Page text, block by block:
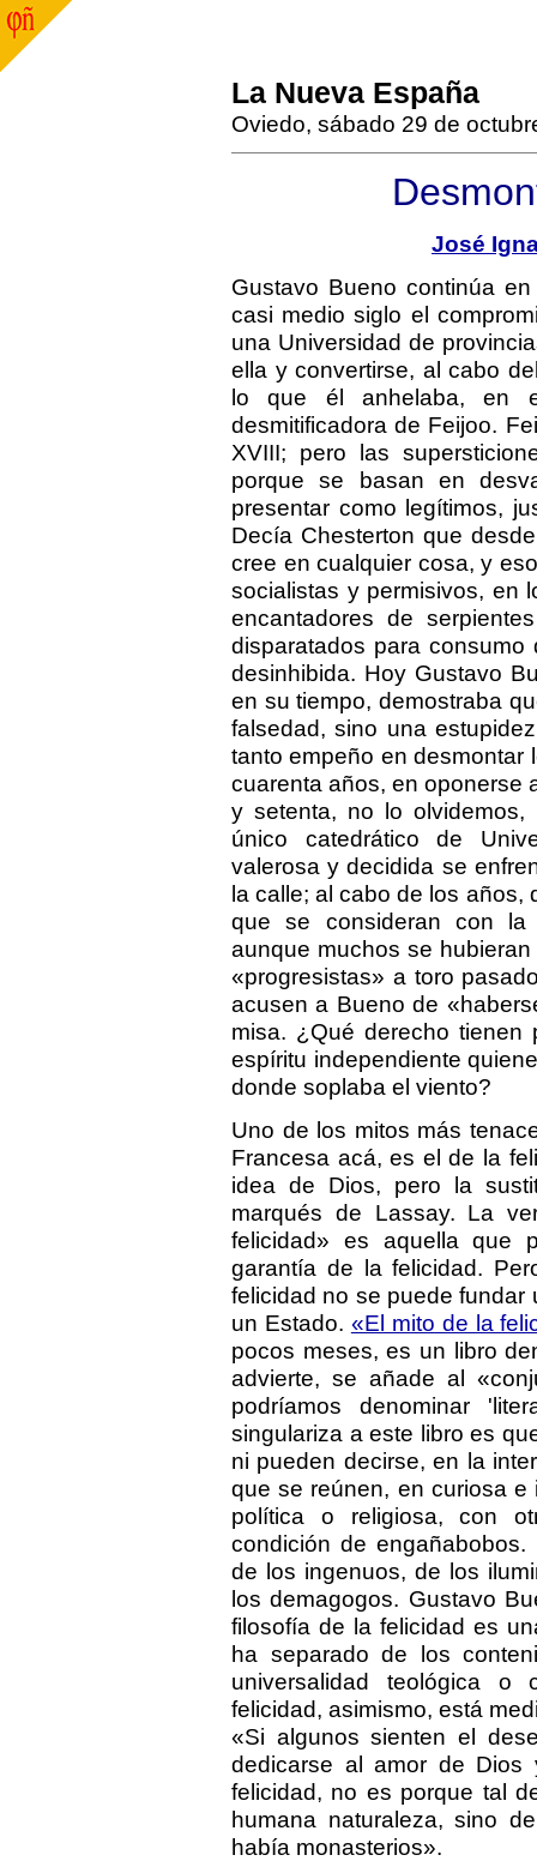
La Nueva España
Oviedo, sábado 29 de
José
Gustavo Bueno continúa
casi medio siglo el
una Universidad de
ella y convertirse, al cabo
lo que él anhelaba, en
desmitificadora de Feijoo.
XVIII; pero las
porque se basan en
presentar como legítimos,
Decía Chesterton que
cree en cualquier cosa, y
socialistas y permisivos, en
encantadores de
disparatados para
desinhibida. Hoy Gustavo
en su tiempo, demostraba
falsedad, sino una
tanto empeño en desmontar
cuarenta años, en oponerse
y setenta, no lo olvidemos,
único catedrático de
valerosa y decidida se
la calle; al cabo de los años,
que se consideran con la
aunque muchos se
«progresistas» a toro
acusen a Bueno de
misa. ¿Qué derecho tienen
espíritu independiente
donde soplaba el viento?
Uno de los mitos más
Francesa acá, es el de la
idea de Dios, pero la
marqués de Lassay. La
felicidad» es aquella que
garantía de la felicidad.
felicidad no se puede fundar
un Estado. «El mito de la
pocos meses, es un libro
advierte, se añade al
podríamos denominar
singulariza a este libro es
ni pueden decirse, en la
que se reúnen, en curiosa
política o religiosa, con
condición de
de los ingenuos, de los
los demagogos. Gustavo
filosofía de la felicidad es
ha separado de los
universalidad teológica
felicidad, asimismo, está
«Si algunos sienten el
dedicarse al amor de
felicidad, no es porque tal
humana naturaleza, sino
había monasterios».